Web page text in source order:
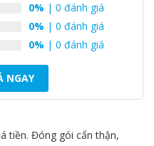
Khối lượng tịnh
(WxHxD)
Sưởi ấm
0% | 0 đánh giá
0% | 0 đánh giá
0% | 0 đánh giá
NGAY
tiền. Đóng gói cẩn thận,